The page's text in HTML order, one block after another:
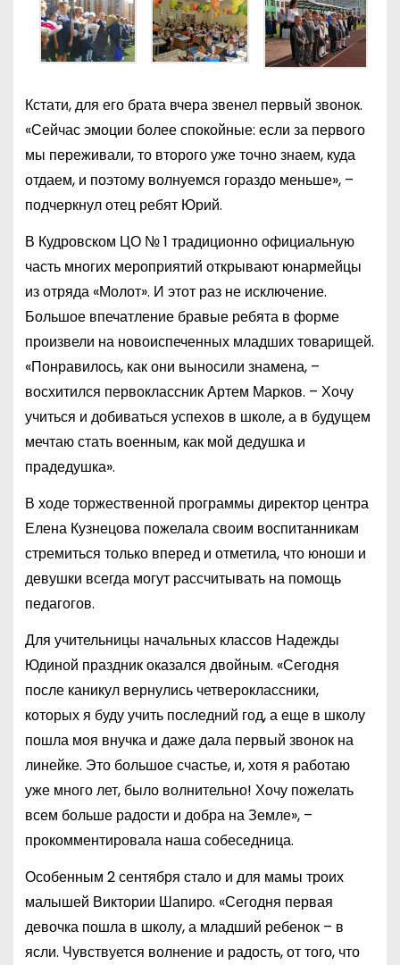
Кстати, для его брата вчера звенел первый звонок.
«Сейчас эмоции более спокойные: если за первого
мы переживали, то второго уже точно знаем, куда
отдаем, и поэтому волнуемся гораздо меньше», –
подчеркнул отец ребят Юрий.
В Кудровском ЦО № 1 традиционно официальную
часть многих мероприятий открывают юнармейцы
из отряда «Молот». И этот раз не исключение.
Большое впечатление бравые ребята в форме
произвели на новоиспеченных младших товарищей.
«Понравилось, как они выносили знамена, –
восхитился первоклассник Артем Марков. – Хочу
учиться и добиваться успехов в школе, а в будущем
мечтаю стать военным, как мой дедушка и
прадедушка».
В ходе торжественной программы директор центра
Елена Кузнецова пожелала своим воспитанникам
стремиться только вперед и отметила, что юноши и
девушки всегда могут рассчитывать на помощь
педагогов.
Для учительницы начальных классов Надежды
Юдиной праздник оказался двойным. «Сегодня
после каникул вернулись четвероклассники,
которых я буду учить последний год, а еще в школу
пошла моя внучка и даже дала первый звонок на
линейке. Это большое счастье, и, хотя я работаю
уже много лет, было волнительно! Хочу пожелать
всем больше радости и добра на Земле», –
прокомментировала наша собеседница.
Особенным 2 сентября стало и для мамы троих
малышей Виктории Шапиро. «Сегодня первая
девочка пошла в школу, а младший ребенок – в
ясли. Чувствуется волнение и радость, от того, что